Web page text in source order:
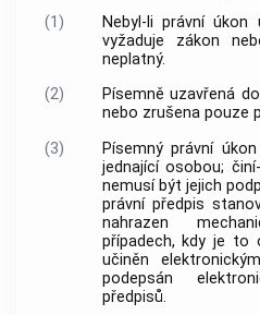
(1)
Nebyl-li právní
vyžaduje zákon
neplatný.
(2)
Písemně uzavřená
nebo zrušena pouze
(3)
Písemný právní
jednající osobou;
nemusí být jejich
právní předpis
nahrazen
případech, kdy je to
učiněn
podepsán
předpisů.